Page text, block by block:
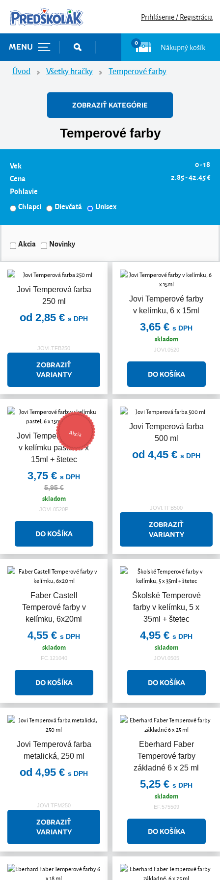
Prihlásenie / Registrácia
MENU 0 Nákupný košík
Úvod Všetky hračky Temperové farby
ZOBRAZIŤ KATEGÓRIE
Temperové farby
Vek
0 - 18
Cena
2.85 - 42.45 €
Pohlavie
Chlapci
Dievčatá Unisex
Akcia Novinky
Jovi Temperová farba
250 ml
od 2,85 € s DPH
JOVI.TFB250
ZOBRAZIŤ
VARIANTY
Jovi Temperové farby
v kelímku, 6 x 15ml
3,65 € s DPH
skladom
JOVI.0520
Jovi Temperové farby
v kelímku pastel, 6 x
15ml + štetec
Akcia
3,75 € s DPH
5,95 €
skladom
JOVI.0520P
Jovi Temperová farba
500 ml
od 4,45 € s DPH
JOVI.TFB500
ZOBRAZIŤ
VARIANTY
Faber Castell
Temperové farby v
kelímku, 6x20ml
4,55 € s DPH
skladom
FC.121040
Školské Temperové
farby v kelímku, 5 x
35ml + štetec
4,95 € s DPH
skladom
JOVI.0505
Jovi Temperová farba
metalická, 250 ml
od 4,95 € s DPH
JOVI.TFM250
ZOBRAZIŤ
VARIANTY
Eberhard Faber
Temperové farby
základné 6 x 25 ml
5,25 € s DPH
skladom
EF.575509